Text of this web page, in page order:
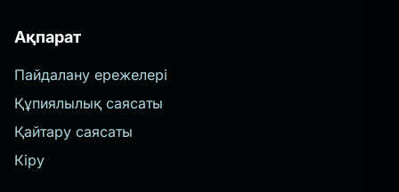
Ақпарат
Пайдалану ережелері
Құпиялылық саясаты
Қайтару саясаты
Кіру